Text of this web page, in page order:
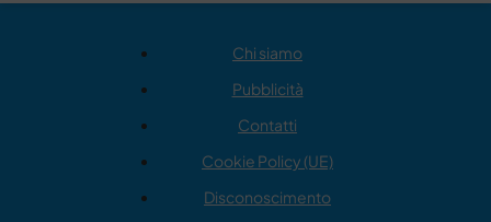
Chi siamo
Pubblicità
Contatti
Cookie Policy (UE)
Disconoscimento